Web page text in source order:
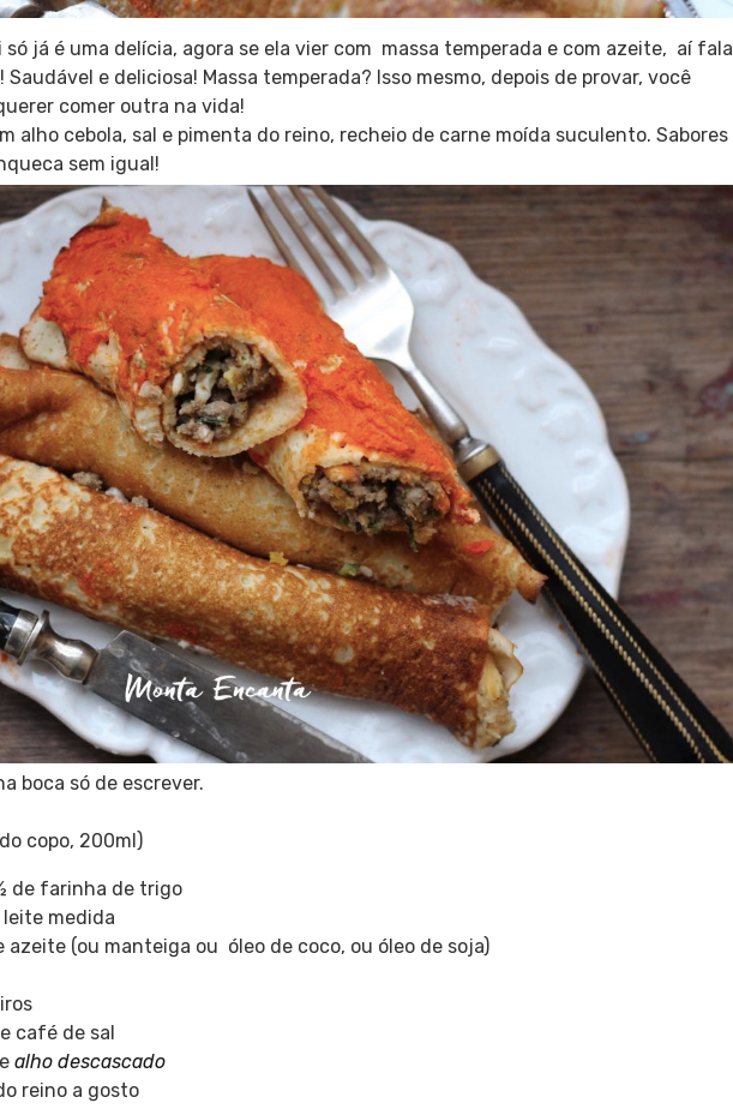
só já é uma delícia, agora se ela vier com massa temperada e com azeite, aí fala
Saudável e deliciosa! Massa temperada? Isso mesmo, depois de provar, você
comer outra na vida!
alho cebola, sal e pimenta do reino, recheio de carne moída suculento. Sabores
sem igual!
boca só de escrever.
copo, 200ml)
de farinha de trigo
leite medida
azeite (ou manteiga ou óleo de coco, ou óleo de soja)
café de sal
alho descascado
reino a gosto